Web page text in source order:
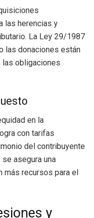
las herencias y
La Ley 29/1987
las donaciones están
las obligaciones
en la
con tarifas
del contribuyente
asegura una
recursos para el
y